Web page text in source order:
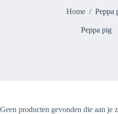
Home / Peppa
Peppa pig
Geen producten gevonden die aan je